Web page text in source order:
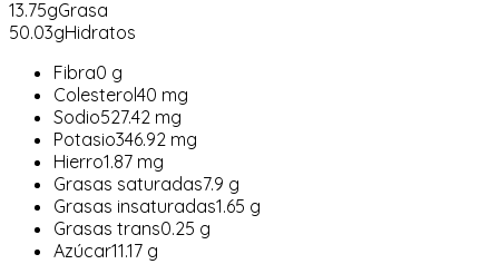
13.75gGrasa
50.03gHidratos
Fibra0 g
Colesterol40 mg
Sodio527.42 mg
Potasio346.92 mg
Hierro1.87 mg
Grasas saturadas7.9 g
Grasas insaturadas1.65 g
Grasas trans0.25 g
Azúcar11.17 g